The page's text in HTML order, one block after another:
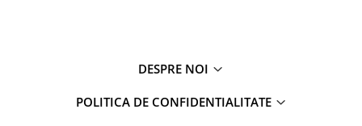
DESPRE NOI
POLITICA DE CONFIDENTIALITATE